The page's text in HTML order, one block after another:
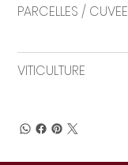
PARCELLES / CUVEE
VITICULTURE